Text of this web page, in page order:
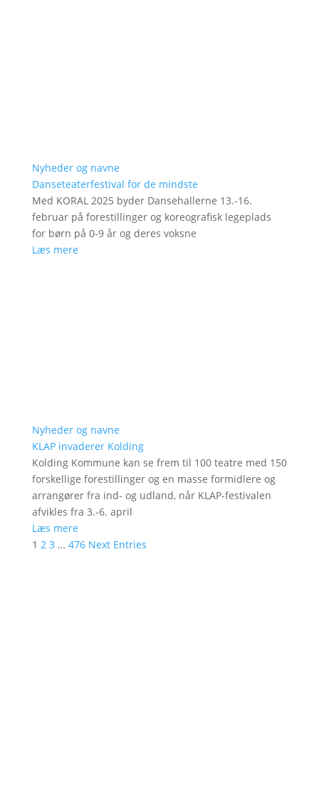
Nyheder og navne
Danseteaterfestival for de mindste
Med KORAL 2025 byder Dansehallerne 13.-16.
februar på forestillinger og koreografisk legeplads
for børn på 0-9 år og deres voksne
Læs mere
Nyheder og navne
KLAP invaderer Kolding
Kolding Kommune kan se frem til 100 teatre med 150
forskellige forestillinger og en masse formidlere og
arrangører fra ind- og udland, når KLAP-festivalen
afvikles fra 3.-6. april
Læs mere
1 2 3 … 476 Next Entries